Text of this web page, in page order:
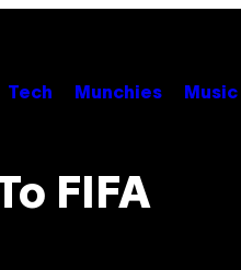
Tech Munchies Music
FIFA